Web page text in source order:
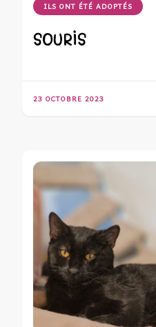
ILS ONT ÉTÉ ADOPTÉS
SOURIS
23 OCTOBRE 2023